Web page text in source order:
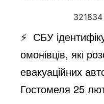
⚡️ СБУ
омонівців, які
евакуаційних
Гостомеля 25